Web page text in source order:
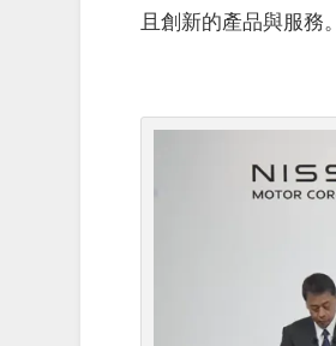
且創新的產品與服務。